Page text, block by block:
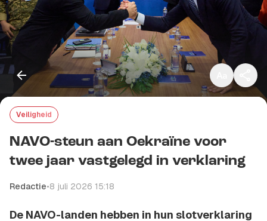
Klein
Standaard
Groot
Veiligheid
NAVO-steun aan Oekraïne voor
twee jaar vastgelegd in verklaring
Redactie•8 juli 2026 15:18
De NAVO-landen hebben in hun slotverklaring